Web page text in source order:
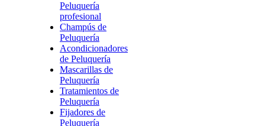
Peluquería
profesional
Champús de
Peluquería
Acondicionadores
de Peluquería
Mascarillas de
Peluquería
Tratamientos de
Peluquería
Fijadores de
Peluquería